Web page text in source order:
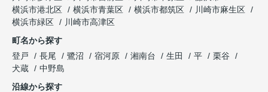
横浜市港北区
横浜市青葉区 横浜市都筑区
川崎市麻生区
横浜市緑区
川崎市高津区
町名から探す
登戸
長尾 鷺沼 宿河原 湘南台 生田 平
栗谷
犬蔵
中野島
沿線から探す